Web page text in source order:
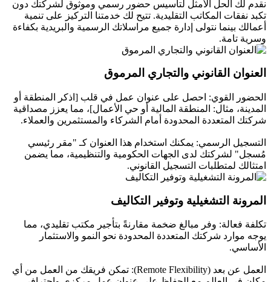
نقدم لك الحل الأمثل لتأسيس حضور رسمي وموثوق لشركتك دون
تكبد نفقات المكاتب التقليدية. تتيح لك خدمتنا التركيز على تنمية
أعمالك بينما نتولى إدارة جميع مراسلاتك الرسمية والبريدية بكفاءة
وسرية تامة.
العنوان القانوني والتجاري المرموق
الحضور القوي: احصل على عنوان عمل في قلب [اذكر المنطقة أو
المدينة، مثال: المنطقة المالية أو حي الأعمال]، مما يعزز مصداقية
شركتك المتعددة المحدودة أمام الشركاء والمستثمرين والعملاء.
التسجيل الرسمي: يمكنك استخدام هذا العنوان كـ "مقر رئيسي
مُسجل" لشركتك لدى الجهات الحكومية والتنظيمية، مما يضمن
امتثالك لمتطلبات التسجيل القانوني.
المرونة التشغيلية وتوفير التكاليف
تكلفة فعالة: وفر مبالغ ضخمة مقارنةً بتأجير مكتب تقليدي، مما
يوجه موارد شركتك المتعددة المحدودة نحو النمو والاستثمار
الأساسي.
العمل عن بعد (Remote Flexibility): تمكن فريقك من العمل من أي